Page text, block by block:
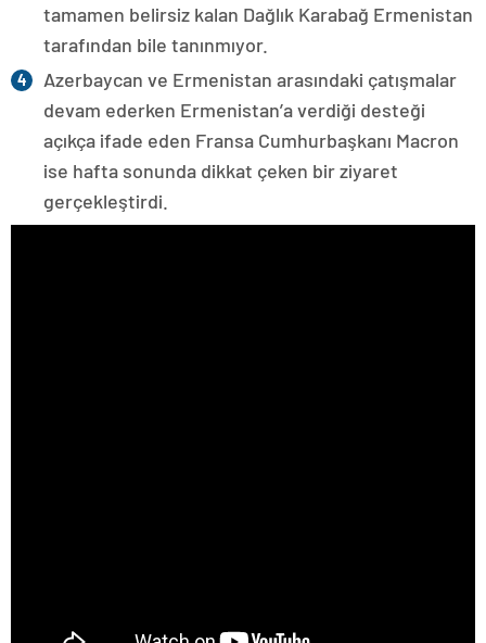
tamamen belirsiz kalan Dağlık Karabağ Ermenistan
tarafından bile tanınmıyor.
Azerbaycan ve Ermenistan arasındaki çatışmalar
devam ederken Ermenistan’a verdiği desteği
açıkça ifade eden Fransa Cumhurbaşkanı Macron
ise hafta sonunda dikkat çeken bir ziyaret
gerçekleştirdi.